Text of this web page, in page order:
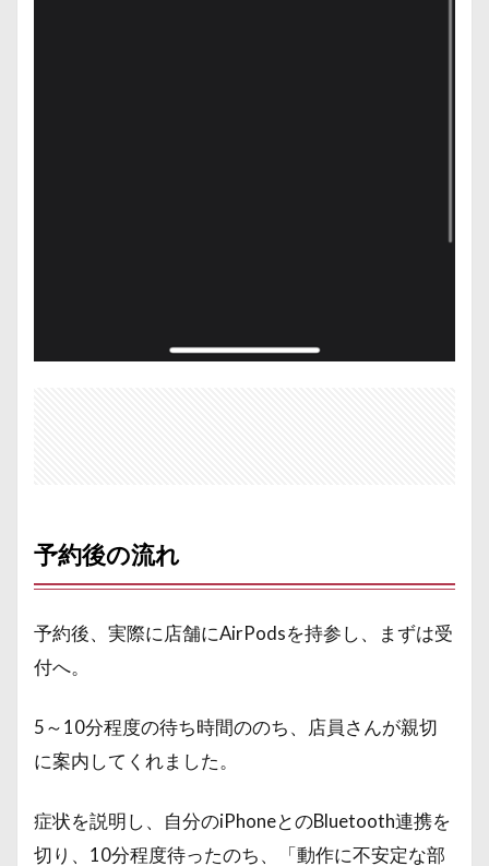
予約後の流れ
予約後、実際に店舗にAirPodsを持参し、まずは受
付へ。
5～10分程度の待ち時間ののち、店員さんが親切
に案内してくれました。
症状を説明し、自分のiPhoneとのBluetooth連携を
切り、10分程度待ったのち、「動作に不安定な部